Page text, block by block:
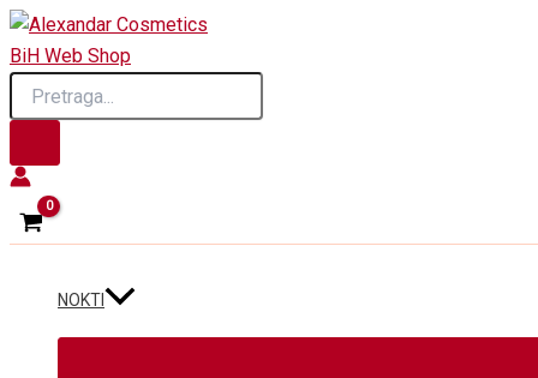
Skip
to
content
Products
search
NOKTI